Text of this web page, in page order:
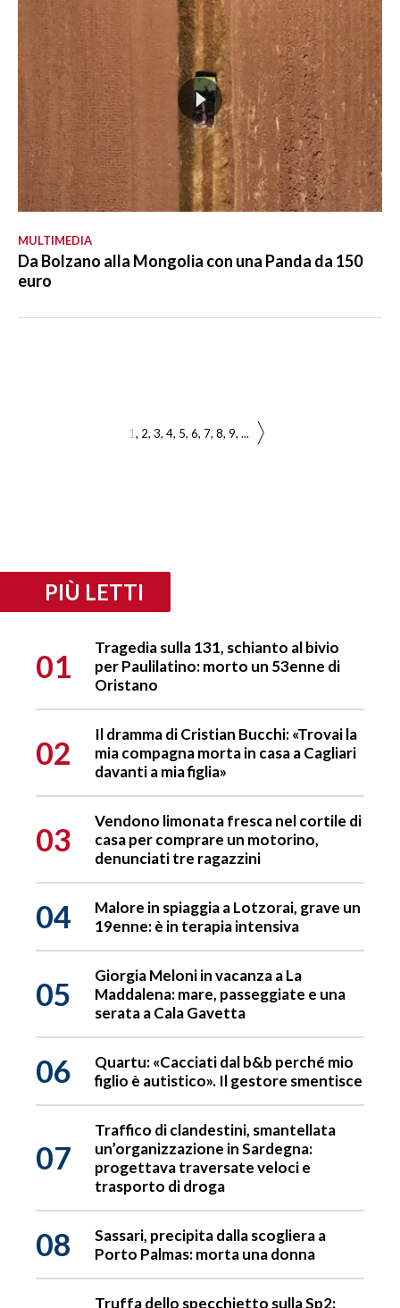
MULTIMEDIA
Da Bolzano alla Mongolia con una Panda da 150
euro
1 2 3 4 5 6 7 8 9 ...
PIÙ LETTI
01
Tragedia sulla 131, schianto al bivio
per Paulilatino: morto un 53enne di
Oristano
02
Il dramma di Cristian Bucchi: «Trovai la
mia compagna morta in casa a Cagliari
davanti a mia figlia»
03
Vendono limonata fresca nel cortile di
casa per comprare un motorino,
denunciati tre ragazzini
04
Malore in spiaggia a Lotzorai, grave un
19enne: è in terapia intensiva
05
Giorgia Meloni in vacanza a La
Maddalena: mare, passeggiate e una
serata a Cala Gavetta
06
Quartu: «Cacciati dal b&b perché mio
figlio è autistico». Il gestore smentisce
07
Traffico di clandestini, smantellata
un’organizzazione in Sardegna:
progettava traversate veloci e
trasporto di droga
08
Sassari, precipita dalla scogliera a
Porto Palmas: morta una donna
Truffa dello specchietto sulla Sp2: